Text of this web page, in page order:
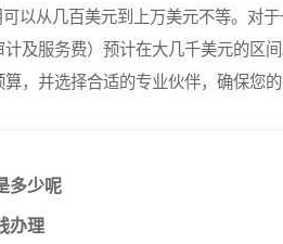
从几百美元到上万美元不等。对于
及服务费）预计在大几千美元的区
，并选择合适的专业伙伴，确保您
多少呢
办理